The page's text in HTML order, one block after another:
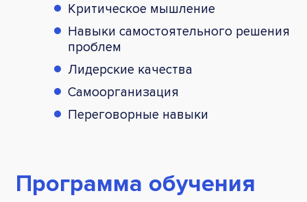
Критическое мышление
Навыки самостоятельного решения
проблем
Лидерские качества
Самоорганизация
Переговорные навыки
Программа обучения